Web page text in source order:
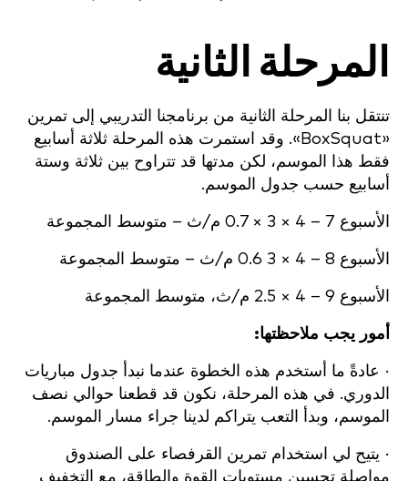
المرحلة الثانية
تنتقل بنا المرحلة الثانية من برنامجنا التدريبي إلى تمرين
«BoxSquat». وقد استمرت هذه المرحلة ثلاثة أسابيع
فقط هذا الموسم، لكن مدتها قد تتراوح بين ثلاثة وستة
أسابيع حسب جدول الموسم.
الأسبوع 7 – 4 × 3 × 0.7 م/ث – متوسط المجموعة
الأسبوع 8 – 4 × 3 0.6 م/ث – متوسط المجموعة
الأسبوع 9 – 4 × 2.5 م/ث، متوسط المجموعة
أمور يجب ملاحظتها:
· عادةً ما أستخدم هذه الخطوة عندما نبدأ جدول مباريات
الدوري. في هذه المرحلة، نكون قد قطعنا حوالي نصف
الموسم، وبدأ التعب يتراكم لدينا جراء مسار الموسم.
· يتيح لي استخدام تمرين القرفصاء على الصندوق
مواصلة تحسين مستويات القوة والطاقة، مع التخفيف